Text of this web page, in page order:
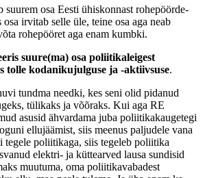
suurem osa Eesti ühiskonnast rohepöörde-
irvitab selle üle, teine osa aga neab
rohepööret aga enam kumbki.
suure(ma) osa poliitikaleigest
tolle kodanikujulguse ja -aktiivsuse.
tundma needki, kes seni olid pidanud
tülikaks ja võõraks. Kui aga RE
asusid ähvardama juba poliitikakaugetegi
ellujäämist, siis meenus paljudele vana
tegele poliitikaga, siis tegeleb poliitika
elektri- ja küttearved lausa sundisid
muutuma, oma poliitikavabadest